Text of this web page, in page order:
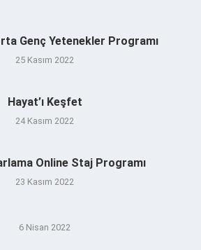
Genç Yetenekler Programı
25 Kasım 2022
Hayat’ı Keşfet
24 Kasım 2022
Online Staj Programı
23 Kasım 2022
6 Nisan 2022